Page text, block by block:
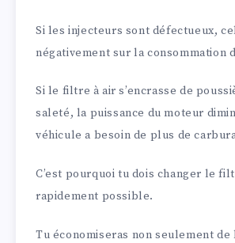
Si les injecteurs sont défectueux,
négativement sur la consommation
Si le filtre à air s’encrasse de
saleté, la puissance du moteur
véhicule a besoin de plus de
C’est pourquoi tu dois changer le
rapidement possible.
Tu économiseras non seulement de